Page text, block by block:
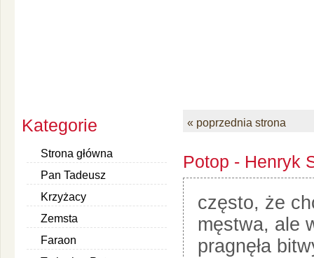
Kategorie
Strona główna
Pan Tadeusz
Krzyżacy
Zemsta
Faraon
« poprzednia strona
Potop - Henryk
często, że
męstwa, ale
pragnęła